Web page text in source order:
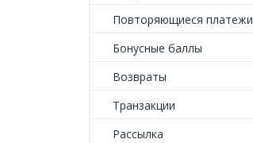
Повторяющиеся платежи
Бонусные баллы
Возвраты
Транзакции
Рассылка